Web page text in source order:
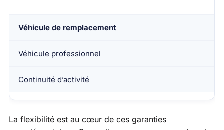
Véhicule de remplacement
Véhicule professionnel
Continuité d’activité
La flexibilité est au cœur de ces garanties